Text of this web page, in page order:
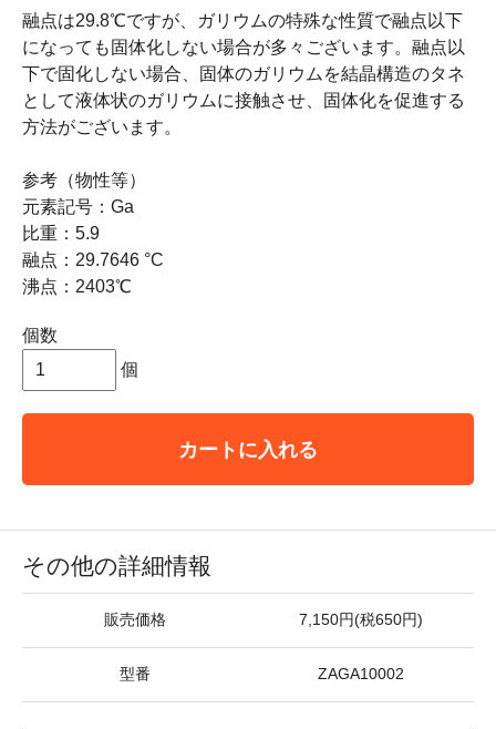
融点は29.8℃ですが、ガリウムの特殊な性質で融点以下
になっても固体化しない場合が多々ございます。融点以
下で固化しない場合、固体のガリウムを結晶構造のタネ
として液体状のガリウムに接触させ、固体化を促進する
方法がございます。
参考（物性等）
元素記号：Ga
比重：5.9
融点：29.7646 °C
沸点：2403℃
個数
個
カートに入れる
その他の詳細情報
販売価格 7,150円(税650円)
型番 ZAGA10002